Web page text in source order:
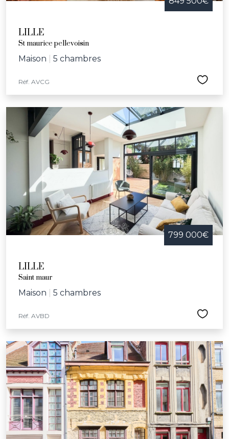
LILLE
St maurice pellevoisin
Maison 5 chambres
Réf. AVCG
799 000€
LILLE
Saint maur
Maison 5 chambres
Réf. AVBD